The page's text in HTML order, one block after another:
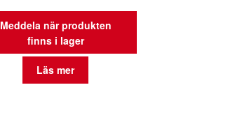
Meddela när produkten
finns i lager
Läs mer